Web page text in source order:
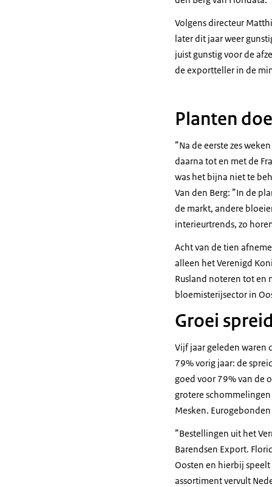
Volgens directeur
later dit jaar weer
juist gunstig voor de
de exportteller in de
Planten
”Na de eerste zes
daarna tot en met de
was het bijna niet te
Van den Berg: ”In de
de markt, andere
interieurtrends, zo
Acht van de tien
alleen het Verenigd
Rusland noteren tot en
bloemisterijsector in
Groei
Vijf jaar geleden waren
79% vorig jaar: de
goed voor 79% van de
grotere
Mesken.
”Bestellingen uit het
Barendsen Export.
Oosten en hierbij
assortiment vervult